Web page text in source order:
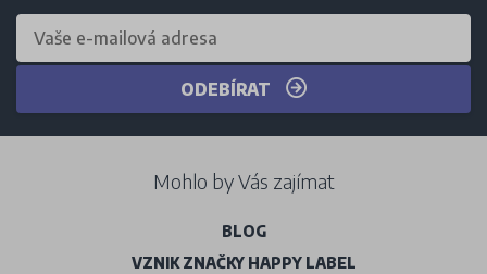
ODEBÍRAT
Mohlo by Vás zajímat
BLOG
VZNIK ZNAČKY HAPPY LABEL